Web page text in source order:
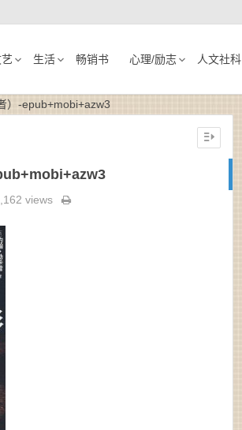
生活 畅销书 心理/励志 人文社科
）-epub+mobi+azw3
views